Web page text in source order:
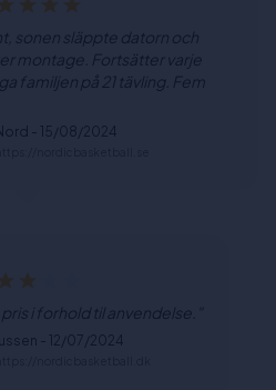
sonen släppte datorn och
montage. Fortsätter varje
familjen på 21 tävling. Fem
- 15/08/2024
i forhold til anvendelse."
- 12/07/2024